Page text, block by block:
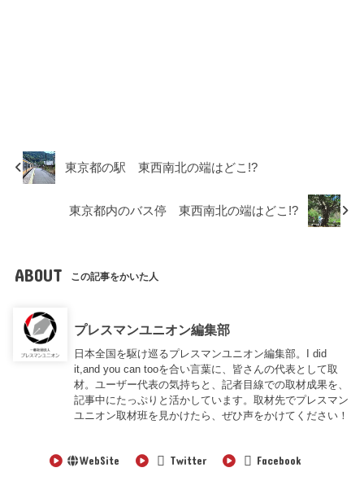
東京都の駅 東西南北の端はどこ!?
東京都内のバス停 東西南北の端はどこ!?
ABOUT この記事をかいた人
プレスマンユニオン編集部
日本全国を駆け巡るプレスマンユニオン編集部。I did
it,and you can tooを合い言葉に、皆さんの代表として取
材。ユーザー代表の気持ちと、記者目線での取材成果を、
記事中にたっぷりと活かしています。取材先でプレスマン
ユニオン取材班を見かけたら、ぜひ声をかけてください！
WebSite Twitter Facebook